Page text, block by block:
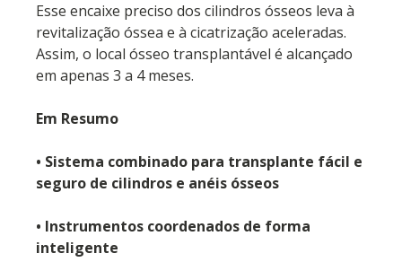
Esse encaixe preciso dos cilindros ósseos leva à
revitalização óssea e à cicatrização aceleradas.
Assim, o local ósseo transplantável é alcançado
em apenas 3 a 4 meses.
Em Resumo
• Sistema combinado para transplante fácil e
seguro de cilindros e anéis ósseos
• Instrumentos coordenados de forma
inteligente